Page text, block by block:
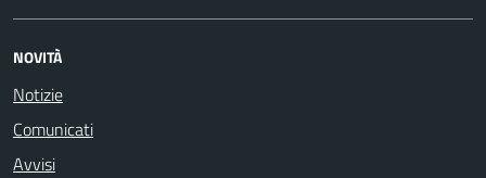
NOVITÀ
Notizie
Comunicati
Avvisi